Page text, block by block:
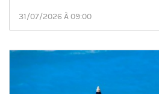
31/07/2026 À 09:00